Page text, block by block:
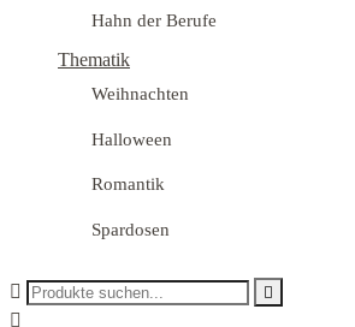
Hahn der Berufe
Thematik
Weihnachten
Halloween
Romantik
Spardosen
 
